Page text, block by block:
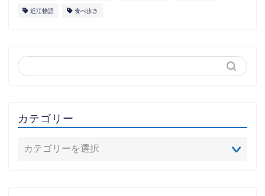
近江物語 食べ歩き
カテゴリー